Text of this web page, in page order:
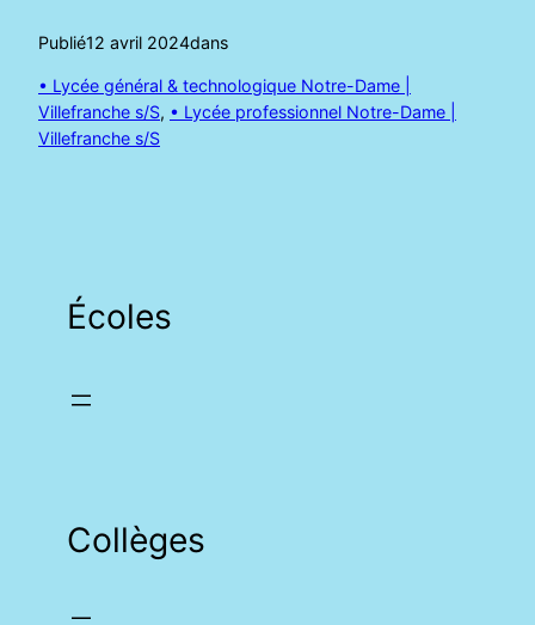
Publié12 avril 2024dans
• Lycée général & technologique Notre-Dame |
Villefranche s/S, • Lycée professionnel Notre-Dame |
Villefranche s/S
Écoles
Collèges